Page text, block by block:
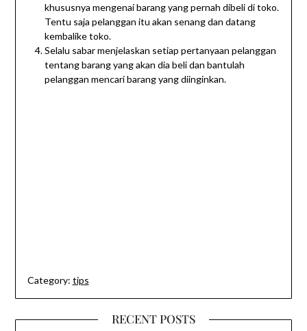
khususnya mengenai barang yang pernah dibeli di toko.
Tentu saja pelanggan itu akan senang dan datang
kembalike toko.
Selalu sabar menjelaskan setiap pertanyaan pelanggan
tentang barang yang akan dia beli dan bantulah
pelanggan mencari barang yang diinginkan.
Category: tips
RECENT POSTS